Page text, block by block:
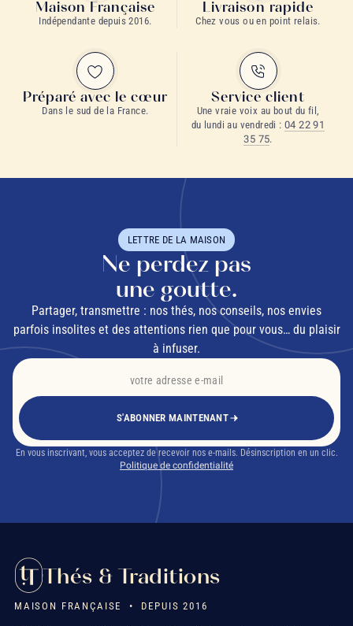
Maison Française
Indépendante depuis 2016.
Livraison rapide
Chez vous ou en point relais.
Préparé avec le cœur
Dans le sud de la France.
Service client
Une vraie voix au bout du fil,
du lundi au vendredi :04 22 91
35 75.
LETTRE DE LA MAISON
Ne perdez pas
une goutte.
Partager, transmettre : nos thés, nos conseils, nos envies
parfois insolites et des attentions rien que pour vous… du plaisir
à infuser.
S'ABONNER MAINTENANT
En vous inscrivant, vous acceptez de recevoir nos e-mails. Désinscription en un clic.
Politique de confidentialité
Thés & Traditions
MAISON FRANÇAISE • DEPUIS 2016